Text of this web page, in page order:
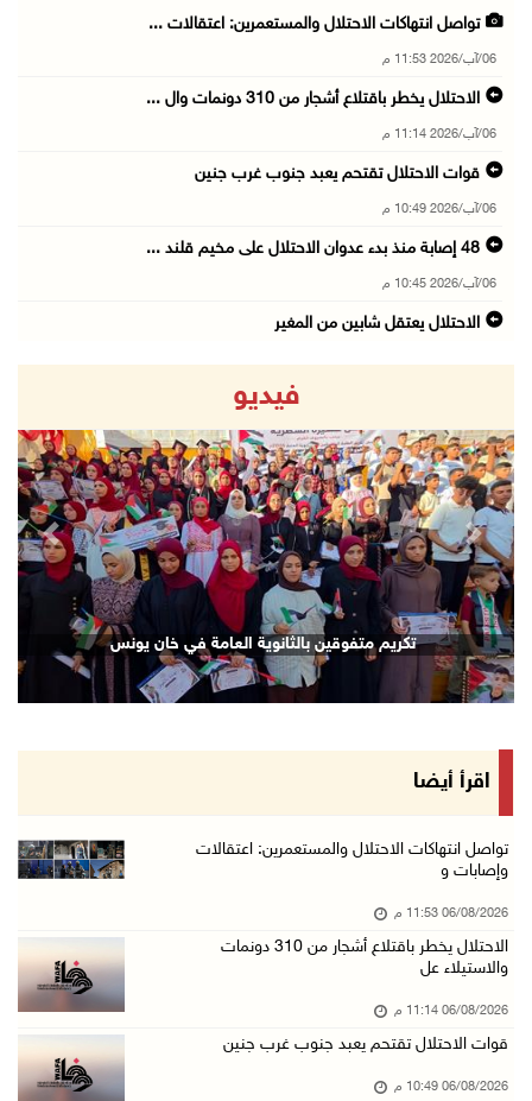
تواصل انتهاكات الاحتلال والمستعمرين: اعتقالات ...
06/آب/2026 11:53 م
الاحتلال يخطر باقتلاع أشجار من 310 دونمات وال ...
06/آب/2026 11:14 م
قوات الاحتلال تقتحم يعبد جنوب غرب جنين
06/آب/2026 10:49 م
48 إصابة منذ بدء عدوان الاحتلال على مخيم قلند ...
06/آب/2026 10:45 م
الاحتلال يعتقل شابين من المغير
وزير الداخلية يبحث مع مكافحة المخدرات الدولي ...
06/آب/2026 10:01 م
رئيس بلدية الخليل يطلع وفدا أميركيا على تطورا ...
06/آب/2026 09:59 م
06/آب/2026 09:17 م
إصابة مسن بجروح ورضوض إثر اعتداء جيش الاحتلال ...
06/آب/2026 09:13 م
ورشة توصي بخطة عاجلة لاستعادة التعليم الوجاهي ...
الرئيس يستقبل مجلس بلدية رام الله ويشدد على د ...
جماهير شعبنا تشيع جثمان الشهيد علاء صبيح في ت ...
الاحتلال يوسع حملات الدهم والاعتقال في قلنديا ...
06/آب/2026 08:06 م
الرئيس المصري وملك البحرين يشددان على ضرورة ت ...
فيديو
تكريم متفوقين بالثانوية العامة في خان يونس
Next
اقرأ أيضا
تواصل انتهاكات الاحتلال والمستعمرين: اعتقالات
وإصابات و
06/08/2026 11:53 م
الاحتلال يخطر باقتلاع أشجار من 310 دونمات
والاستيلاء عل
06/08/2026 11:14 م
قوات الاحتلال تقتحم يعبد جنوب غرب جنين
06/08/2026 10:49 م